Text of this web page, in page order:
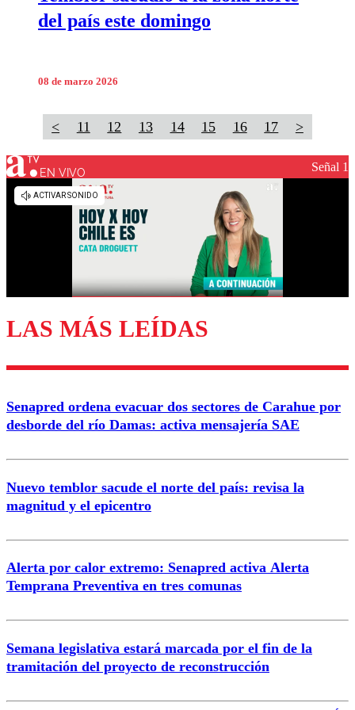
del país este domingo
08 de marzo 2026
< 11 12 13 14 15 16 17 >
EN VIVO Señal 1
LAS MÁS LEÍDAS
Senapred ordena evacuar dos sectores de Carahue por
desborde del río Damas: activa mensajería SAE
Nuevo temblor sacude el norte del país: revisa la
magnitud y el epicentro
Alerta por calor extremo: Senapred activa Alerta
Temprana Preventiva en tres comunas
Semana legislativa estará marcada por el fin de la
tramitación del proyecto de reconstrucción